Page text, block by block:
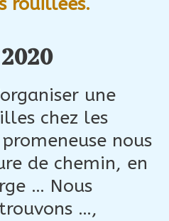
rouillées.
une
chez les
nous
de chemin, en
… Nous
…,